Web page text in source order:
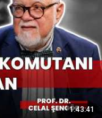
1:43:41